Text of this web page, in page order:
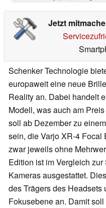
Jetzt
Schenker Technologie
europaweit eine neue
Reality an. Dabei handelt
Modell, was auch am
soll ab Dezember zu
sein, die Varjo XR-4 Focal
zwar jeweils ohne
Edition ist im Vergleich
Kameras ausgestattet.
des Trägers des
Fokusebene an. Damit